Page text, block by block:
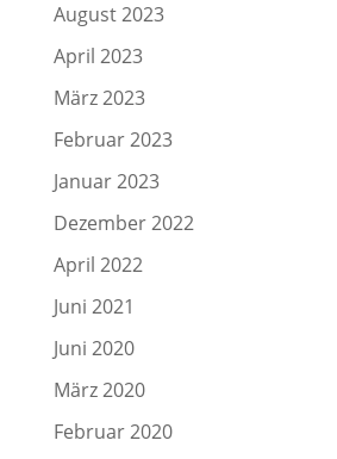
August 2023
April 2023
März 2023
Februar 2023
Januar 2023
Dezember 2022
April 2022
Juni 2021
Juni 2020
März 2020
Februar 2020